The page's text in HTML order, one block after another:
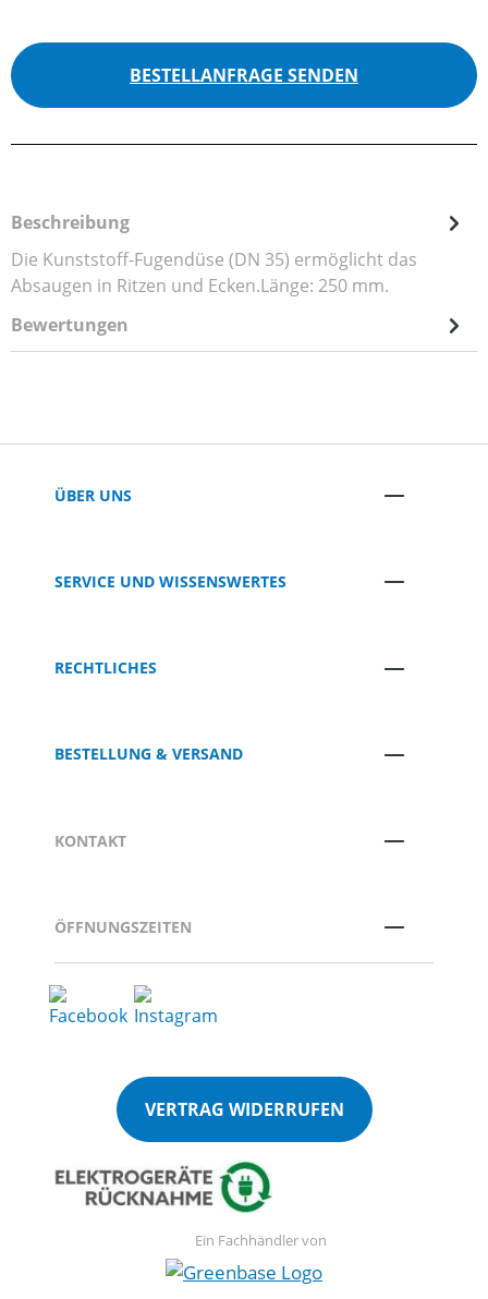
BESTELLANFRAGE SENDEN
Beschreibung
Die Kunststoff-Fugendüse (DN 35) ermöglicht das
Absaugen in Ritzen und Ecken.Länge: 250 mm.
Bewertungen
ÜBER UNS
SERVICE UND WISSENSWERTES
RECHTLICHES
BESTELLUNG & VERSAND
KONTAKT
ÖFFNUNGSZEITEN
VERTRAG WIDERRUFEN
Ein Fachhändler von